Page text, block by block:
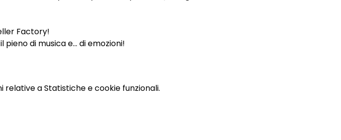
Factory!
pieno di musica e… di emozioni!
a Statistiche e cookie funzionali.